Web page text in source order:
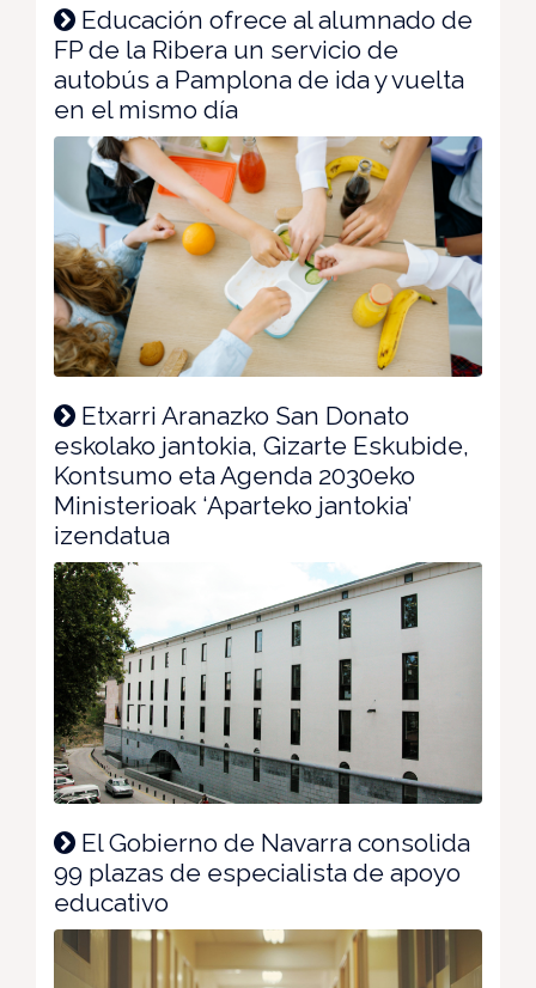
Educación ofrece al alumnado de
FP de la Ribera un servicio de
autobús a Pamplona de ida y vuelta
en el mismo día
Etxarri Aranazko San Donato
eskolako jantokia, Gizarte Eskubide,
Kontsumo eta Agenda 2030eko
Ministerioak ‘Aparteko jantokia’
izendatua
El Gobierno de Navarra consolida
99 plazas de especialista de apoyo
educativo